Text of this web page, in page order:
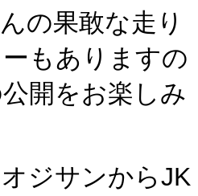
の果敢な走り
もありますの
開をお楽しみ
オジサンからJK